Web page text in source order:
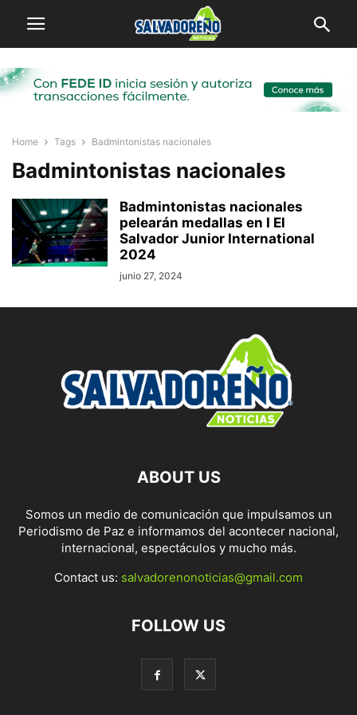
Home Tags Badmintonistas nacionales
Badmintonistas nacionales
Badmintonistas nacionales
pelearán medallas en I El
Salvador Junior International
2024
junio 27, 2024
ABOUT US
Somos un medio de comunicación que impulsamos un
Periodismo de Paz e informamos del acontecer nacional,
internacional, espectáculos y mucho más.
Contact us: salvadorenonoticias@gmail.com
FOLLOW US